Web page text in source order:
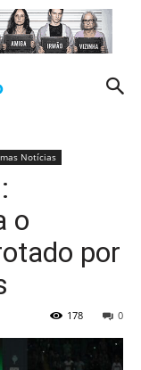
Notícias
o
por
0
178